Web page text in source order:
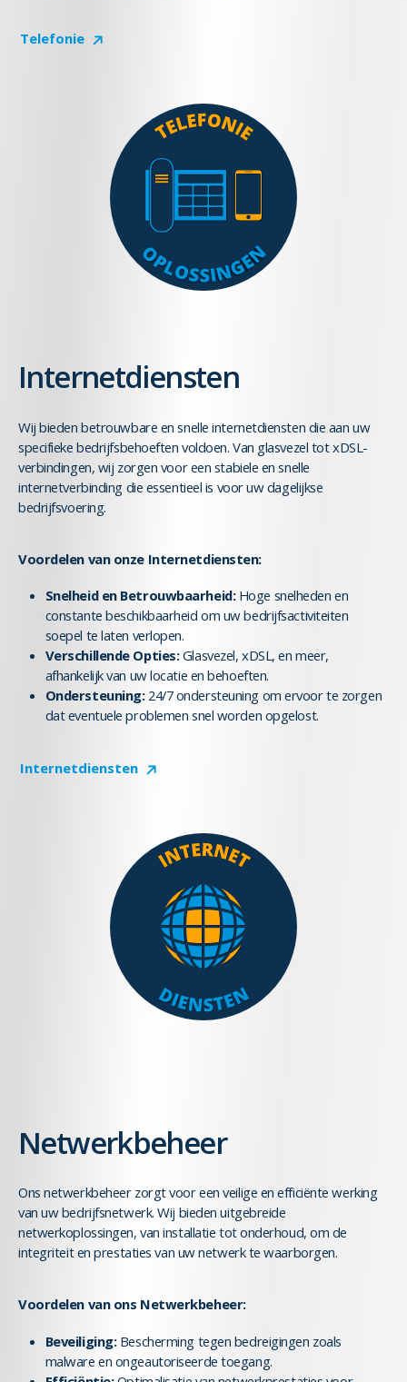
Telefonie
Internetdiensten
Wij bieden betrouwbare en snelle internetdiensten die aan uw
specifieke bedrijfsbehoeften voldoen. Van glasvezel tot xDSL-
verbindingen, wij zorgen voor een stabiele en snelle
internetverbinding die essentieel is voor uw dagelijkse
bedrijfsvoering.
Voordelen van onze Internetdiensten:
Snelheid en Betrouwbaarheid:Hoge snelheden en
constante beschikbaarheid om uw bedrijfsactiviteiten
soepel te laten verlopen.
Verschillende Opties:Glasvezel, xDSL, en meer,
afhankelijk van uw locatie en behoeften.
Ondersteuning:24/7 ondersteuning om ervoor te zorgen
dat eventuele problemen snel worden opgelost.
Internetdiensten
Netwerkbeheer
Ons netwerkbeheer zorgt voor een veilige en efficiënte werking
van uw bedrijfsnetwerk. Wij bieden uitgebreide
netwerkoplossingen, van installatie tot onderhoud, om de
integriteit en prestaties van uw netwerk te waarborgen.
Voordelen van ons Netwerkbeheer:
Beveiliging:Bescherming tegen bedreigingen zoals
malware en ongeautoriseerde toegang.